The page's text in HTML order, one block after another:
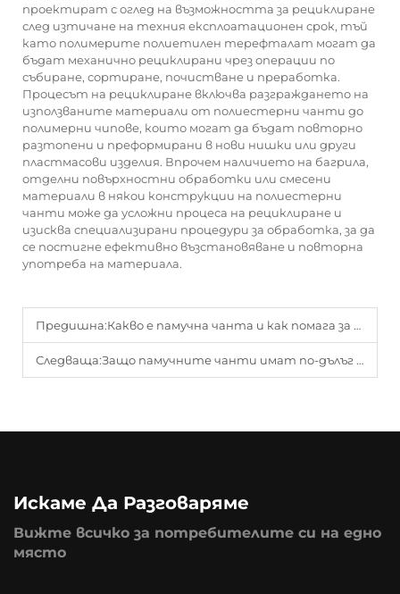
проектират с оглед на възможността за рециклиране
след изтичане на техния експлоатационен срок, тъй
като полимерите полиетилен терефталат могат да
бъдат механично рециклирани чрез операции по
събиране, сортиране, почистване и преработка.
Процесът на рециклиране включва разграждането на
използваните материали от полиестерни чанти до
полимерни чипове, които могат да бъдат повторно
разтопени и преформирани в нови нишки или други
пластмасови изделия. Впрочем наличието на багрила,
отделни повърхностни обработки или смесени
материали в някои конструкции на полиестерни
чанти може да усложни процеса на рециклиране и
изисква специализирани процедури за обработка, за да
се постигне ефективно възстановяване и повторна
употреба на материала.
Предишна:Какво е памучна чанта и как помага за опазване на околната среда?
Следваща:Защо памучните чанти имат по-дълъг срок на служба в сравнение с другите покупателни чанти?
Искаме Да Разговаряме
Вижте всичко за потребителите си на едно
място